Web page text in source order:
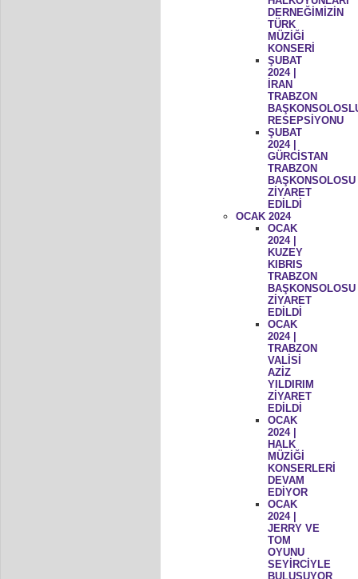
DERNEĞİMİZİN
TÜRK
MÜZİĞİ
KONSERİ
ŞUBAT
2024 |
İRAN
TRABZON
RESEPSİYONU
ŞUBAT
2024 |
GÜRCİSTAN
TRABZON
BAŞKONSOLOSU
ZİYARET
EDİLDİ
OCAK 2024
OCAK
2024 |
KUZEY
KIBRIS
TRABZON
BAŞKONSOLOSU
ZİYARET
EDİLDİ
OCAK
2024 |
TRABZON
VALİSİ
AZİZ
YILDIRIM
ZİYARET
EDİLDİ
OCAK
2024 |
HALK
MÜZİĞİ
KONSERLERİ
DEVAM
EDİYOR
OCAK
2024 |
JERRY VE
TOM
OYUNU
SEYİRCİYLE
BULUŞUYOR